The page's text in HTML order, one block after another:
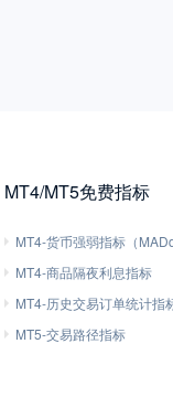
MT4/MT5免费指标
MT4-货币强弱指标（
MT4-商品隔夜利息指标
MT4-历史交易订单统计指
MT5-交易路径指标